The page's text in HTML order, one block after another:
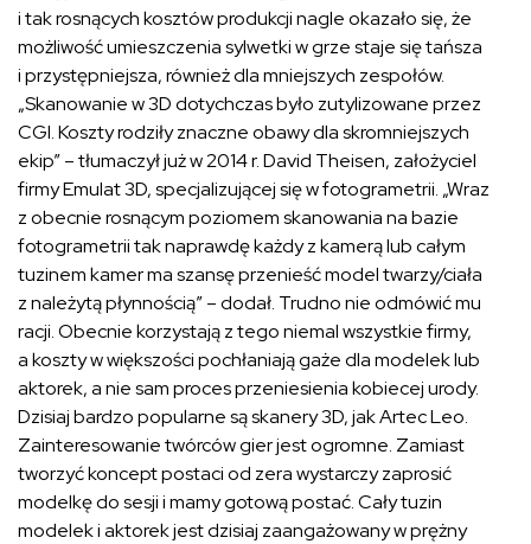
i tak rosnących kosztów produkcji nagle okazało się, że
możliwość umieszczenia sylwetki w grze staje się tańsza
i przystępniejsza, również dla mniejszych zespołów.
„Skanowanie w 3D dotychczas było zutylizowane przez
CGI. Koszty rodziły znaczne obawy dla skromniejszych
ekip” – tłumaczył już w 2014 r. David Theisen, założyciel
firmy Emulat 3D, specjalizującej się w fotogrametrii. „Wraz
z obecnie rosnącym poziomem skanowania na bazie
fotogrametrii tak naprawdę każdy z kamerą lub całym
tuzinem kamer ma szansę przenieść model twarzy/ciała
z należytą płynnością” – dodał. Trudno nie odmówić mu
racji. Obecnie korzystają z tego niemal wszystkie firmy,
a koszty w większości pochłaniają gaże dla modelek lub
aktorek, a nie sam proces przeniesienia kobiecej urody.
Dzisiaj bardzo popularne są skanery 3D, jak Artec Leo.
Zainteresowanie twórców gier jest ogromne. Zamiast
tworzyć koncept postaci od zera wystarczy zaprosić
modelkę do sesji i mamy gotową postać. Cały tuzin
modelek i aktorek jest dzisiaj zaangażowany w prężny